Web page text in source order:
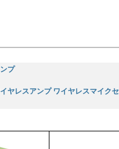
プ
ヤレスアンプ ワイヤレスマイクセ